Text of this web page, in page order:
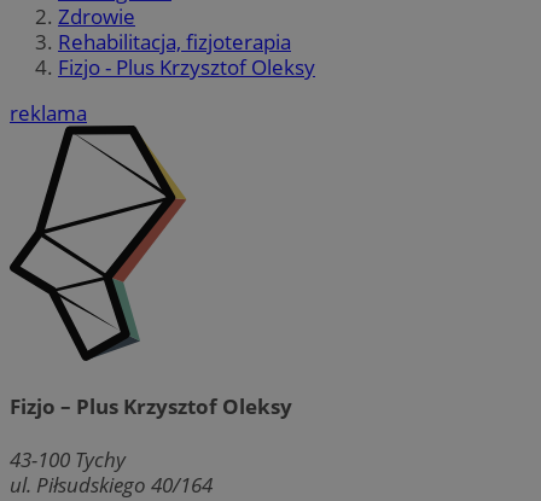
Zdrowie
Rehabilitacja, fizjoterapia
Fizjo - Plus Krzysztof Oleksy
reklama
Fizjo – Plus Krzysztof Oleksy
43-100 Tychy
ul. Piłsudskiego 40/164